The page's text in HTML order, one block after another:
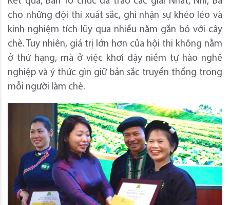
cho những đội thi xuất sắc, ghi nhận sự khéo léo và
kinh nghiệm tích lũy qua nhiều năm gắn bó với cây
chè. Tuy nhiên, giá trị lớn hơn của hội thi không nằm
ở thứ hạng, mà ở việc khơi dậy niềm tự hào nghề
nghiệp và ý thức gìn giữ bản sắc truyền thống trong
mỗi người làm chè.